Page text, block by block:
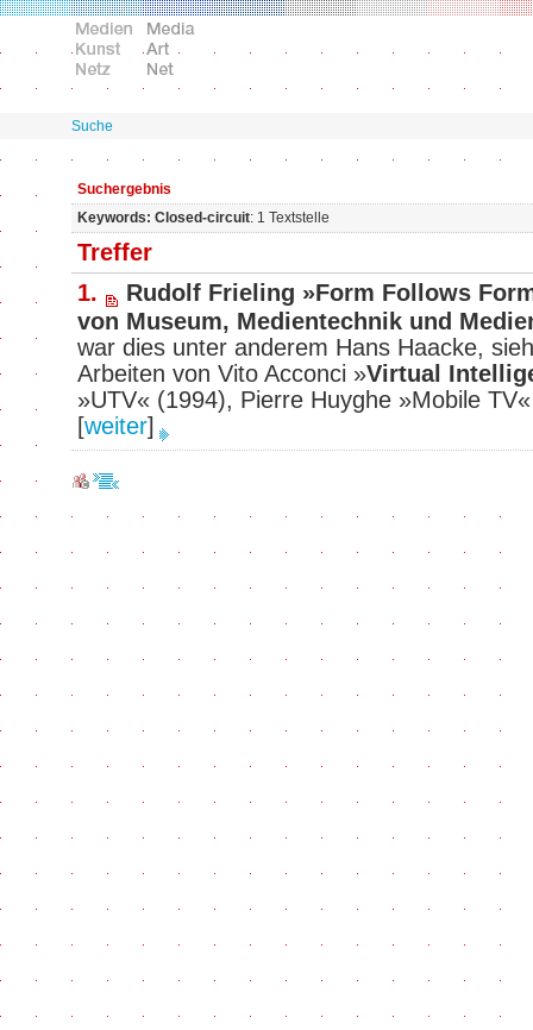
Suche
Suchergebnis
Keywords: Closed-circuit: 1 Textstelle
Treffer
1.
Rudolf Frieling »Form Follows
von Museum, Medientechnik und
war dies unter anderem Hans Haacke,
Arbeiten von Vito Acconci »Virtual
»UTV« (1994), Pierre Huyghe »Mobile
[weiter]